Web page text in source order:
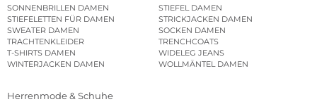
SONNENBRILLEN DAMEN
STIEFEL DAMEN
STIEFELETTEN FÜR DAMEN
STRICKJACKEN DAMEN
SWEATER DAMEN
SOCKEN DAMEN
TRACHTENKLEIDER
TRENCHCOATS
T-SHIRTS DAMEN
WIDELEG JEANS
WINTERJACKEN DAMEN
WOLLMÄNTEL DAMEN
Herrenmode & Schuhe